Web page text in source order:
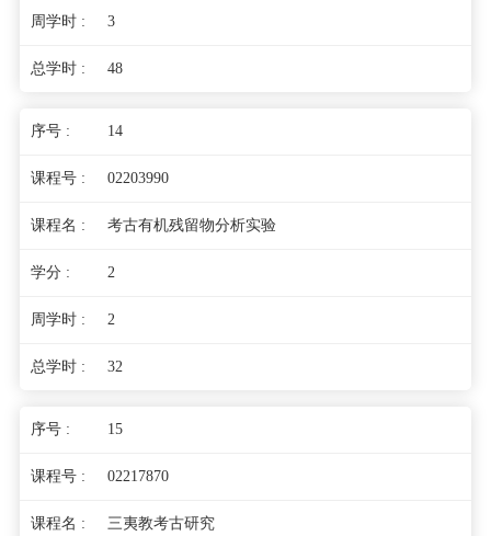
3
48
14
02203990
考古有机残留物分析实验
2
2
32
15
02217870
三夷教考古研究